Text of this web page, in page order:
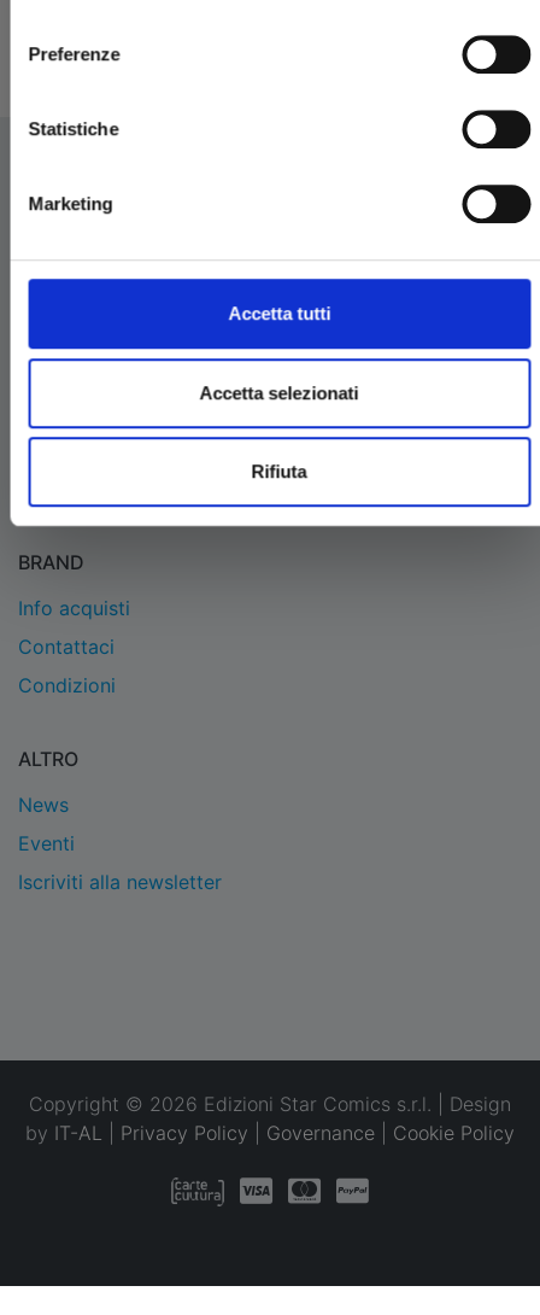
Preferenze
Statistiche
Marketing
Accetta tutti
Accetta selezionati
Rifiuta
- 06134 Bosco (Perugia)
P.IVA 03850300546
+39 075 591 8353
- per informazioni
acquistaonline@starcomics.com
BRAND
Info acquisti
Contattaci
Condizioni
ALTRO
News
Eventi
Iscriviti alla newsletter
Copyright © 2026 Edizioni Star Comics s.r.l. | Design
by IT-AL Privacy Policy Governance Cookie Policy